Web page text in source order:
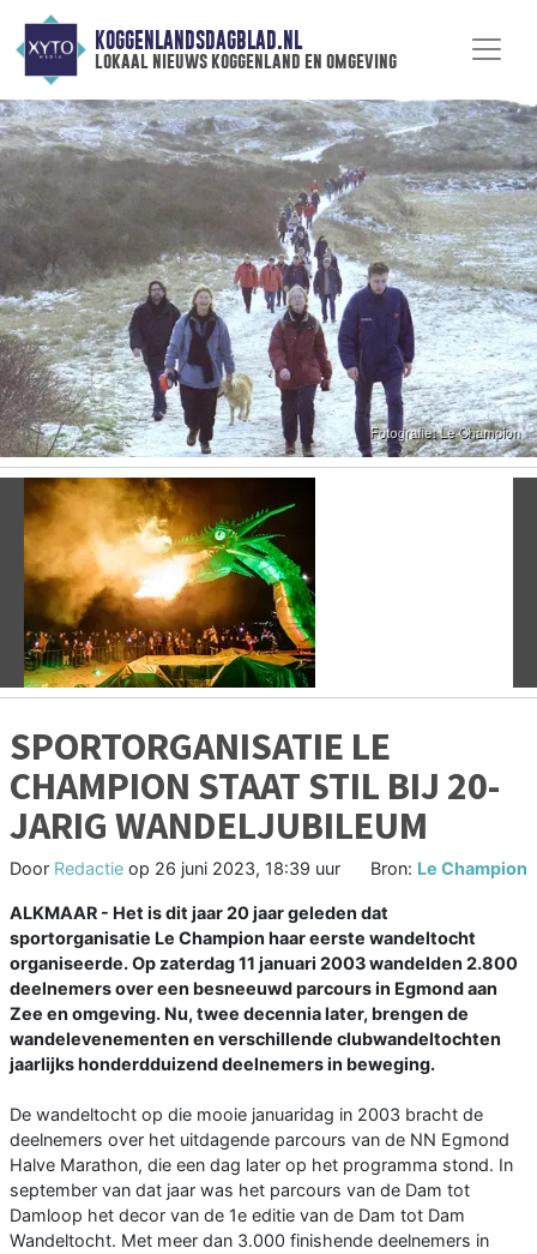
KOGGENLANDSDAGBLAD.NL
lokaal nieuws koggenland en omgeving
Vorige
SPORTORGANISATIE LE
CHAMPION STAAT STIL BIJ 20-
JARIG WANDELJUBILEUM
Door Redactie op 26 juni 2023, 18:39 uur Bron: Le Champion
ALKMAAR - Het is dit jaar 20 jaar geleden dat
sportorganisatie Le Champion haar eerste wandeltocht
organiseerde. Op zaterdag 11 januari 2003 wandelden 2.800
deelnemers over een besneeuwd parcours in Egmond aan
Zee en omgeving. Nu, twee decennia later, brengen de
wandelevenementen en verschillende clubwandeltochten
jaarlijks honderdduizend deelnemers in beweging.
De wandeltocht op die mooie januaridag in 2003 bracht de
deelnemers over het uitdagende parcours van de NN Egmond
Halve Marathon, die een dag later op het programma stond. In
september van dat jaar was het parcours van de Dam tot
Damloop het decor van de 1e editie van de Dam tot Dam
Wandeltocht. Met meer dan 3.000 finishende deelnemers in